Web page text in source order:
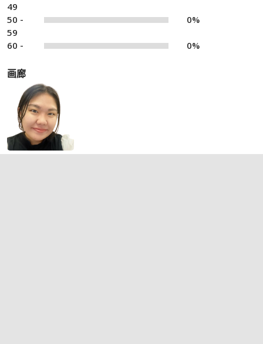
49
50 -
59
0%
60 - 0%
画廊